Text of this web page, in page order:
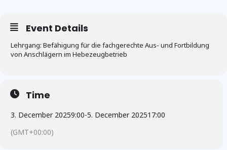
Event Details
Lehrgang: Befähigung für die fachgerechte Aus- und Fortbildung
von Anschlägern im Hebezeugbetrieb
Time
3. December 20259:00-5. December 202517:00
(GMT+00:00)